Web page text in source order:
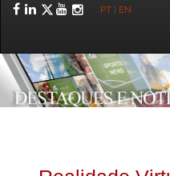
Facebook
LinkedIn
Twitter
YouTube
PT EN